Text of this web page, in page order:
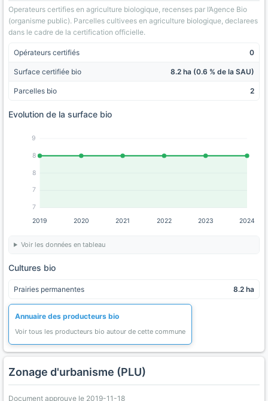
Operateurs certifies en agriculture biologique, recenses par l’Agence Bio
(organisme public). Parcelles cultivees en agriculture biologique, declarees
dans le cadre de la certification officielle.
Opérateurs certifiés 0
Surface certifiée bio 8.2 ha (0.6 % de la SAU)
Parcelles bio 2
Evolution de la surface bio
7
7
8
8
9
2019 2020 2021 2022 2023 2024
Voir les données en tableau
Cultures bio
Prairies permanentes 8.2 ha
Annuaire des producteurs bio
Voir tous les producteurs bio autour de cette commune
Zonage d'urbanisme (PLU)
Document approuve le 2019-11-18